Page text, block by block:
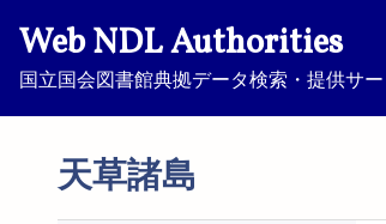
Web NDL Authorities
国立国会図書館典拠データ検索・提供サー
天草諸島